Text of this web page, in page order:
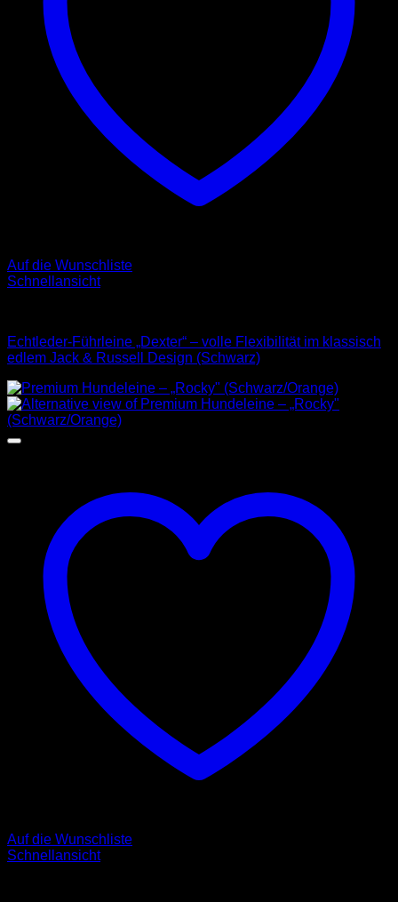
Auf die Wunschliste
Schnellansicht
Echtleder-Führleine „Dexter“ – volle Flexibilität im klassisch
edlem Jack & Russell Design (Schwarz)
Auf die Wunschliste
Schnellansicht